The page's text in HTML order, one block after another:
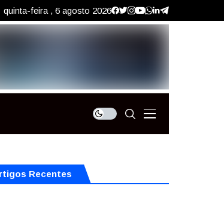
quinta-feira , 6 agosto 2026
Recentes